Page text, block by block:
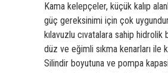
Kama kelepçeler, küçük kalıp
güç gereksinimi için çok
kılavuzlu cıvatalara sahip hidrolik
düz ve eğimli sıkma kenarları ile
Silindir boyutuna ve pompa